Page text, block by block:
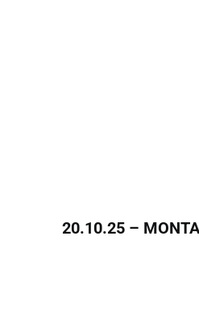
20.10.25 –